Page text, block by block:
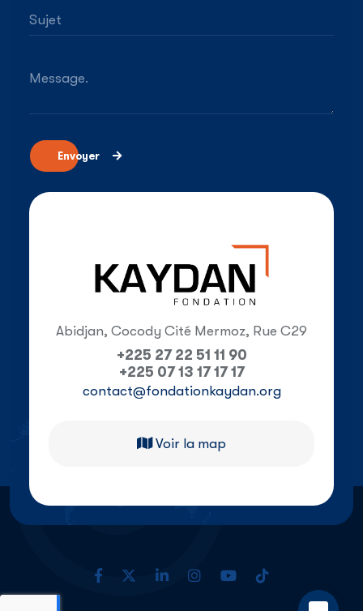
Sujet
Message.
Envoyer
Abidjan, Cocody Cité Mermoz, Rue C29
+225 27 22 51 11 90
+225 07 13 17 17 17
contact@fondationkaydan.org
Voir la map